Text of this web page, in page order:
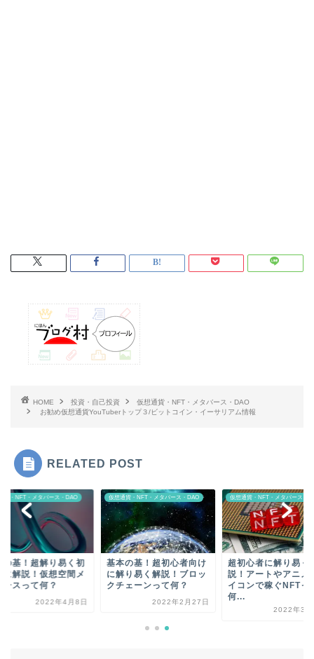
HOME 投資・自己投資
仮想通貨・NFT・メタバース・DAO
お勧め仮想通貨YouTuberトップ３/ビットコイン・イーサリアム情報
RELATED POST
貨・NFT・メタバース・DAO
の基！超解り易く初
に解説！仮想空間メ
ースって何？
2022年4月8日
仮想通貨・NFT・メタバース・DAO
基本の基！超初心者向け
に解り易く解説！ブロッ
クチェーンって何？
2022年2月27日
仮想通貨・NFT・メタバース・
超初心者に解り易く
説！アートやアニメ
イコンで稼ぐNFTっ
何...
2022年3